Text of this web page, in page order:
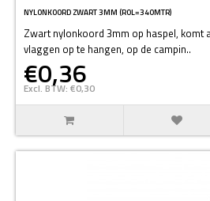
NYLONKOORD ZWART 3MM (ROL=340MTR)
Zwart nylonkoord 3mm op haspel, komt
vlaggen op te hangen, op de campin..
€0,36
Excl. BTW: €0,30